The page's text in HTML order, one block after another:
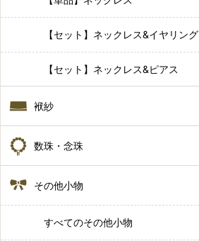
【セット】ネックレス&イヤリング
【セット】ネックレス&ピアス
袱紗
数珠・念珠
その他小物
すべてのその他小物